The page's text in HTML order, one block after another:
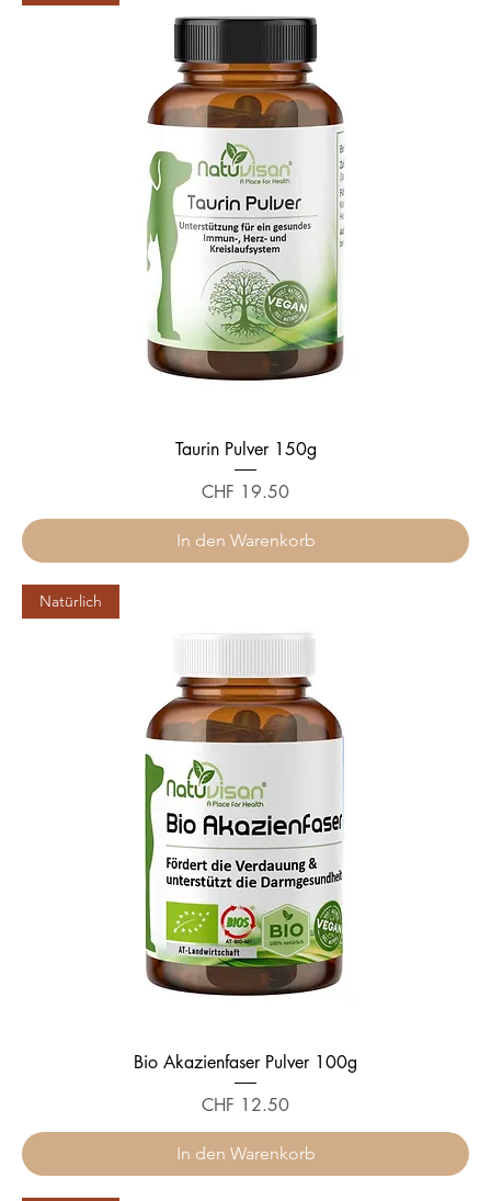
Taurin Pulver 150g
Preis
CHF 19.50
In den Warenkorb
Natürlich
Bio Akazienfaser Pulver 100g
Preis
CHF 12.50
In den Warenkorb